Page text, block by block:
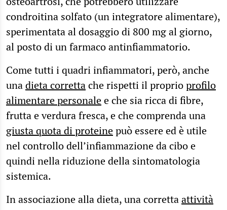
condroitina solfato (un integratore alimentare),
sperimentata al dosaggio di 800 mg al giorno,
al posto di un farmaco antinfiammatorio.
Come tutti i quadri infiammatori, però, anche
unadieta correttache rispetti il proprioprofilo
alimentare personalee che sia ricca di fibre,
frutta e verdura fresca, e che comprenda una
giusta quota di proteinepuò essere ed è utile
nel controllo dell’infiammazione da cibo e
quindi nella riduzione della sintomatologia
sistemica.
In associazione alla dieta, una correttaattività